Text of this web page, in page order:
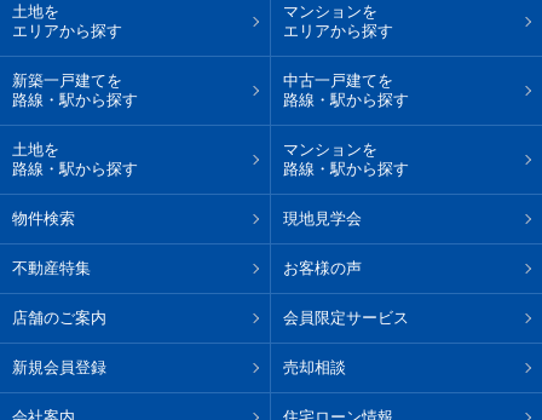
土地を
エリアから探す
マンションを
エリアから探す
新築一戸建てを
路線・駅から探す
中古一戸建てを
路線・駅から探す
土地を
路線・駅から探す
マンションを
路線・駅から探す
物件検索 現地見学会
不動産特集 お客様の声
店舗のご案内 会員限定サービス
新規会員登録 売却相談